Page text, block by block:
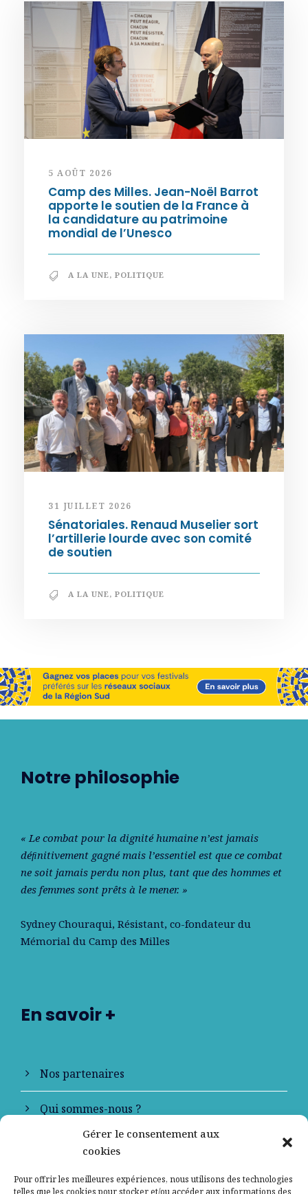
Gérer le consentement aux
cookies
Pour offrir les meilleures expériences, nous utilisons des technologies
telles que les cookies pour stocker et/ou accéder aux informations des
5 AOÛT 2026
Camp des Milles. Jean-Noël Barrot
apporte le soutien de la France à
la candidature au patrimoine
mondial de l’Unesco
A LA UNE, POLITIQUE
31 JUILLET 2026
Sénatoriales. Renaud Muselier sort
l’artillerie lourde avec son comité
de soutien
A LA UNE, POLITIQUE
Notre philosophie
« Le combat pour la dignité humaine n’est jamais
déﬁnitivement gagné mais l’essentiel est que ce combat
ne soit jamais perdu non plus, tant que des hommes et
des femmes sont prêts à le mener. »
Sydney Chouraqui, Résistant, co-fondateur du
Mémorial du Camp des Milles
En savoir +
Nos partenaires
Qui sommes-nous ?
Contactez-nous
Mentions légales